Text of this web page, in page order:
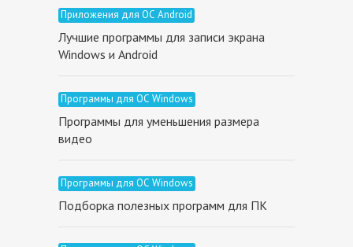
Приложения для ОС Android
Лучшие программы для записи экрана
Windows и Android
Программы для ОС Windows
Программы для уменьшения размера
видео
Программы для ОС Windows
Подборка полезных программ для ПК